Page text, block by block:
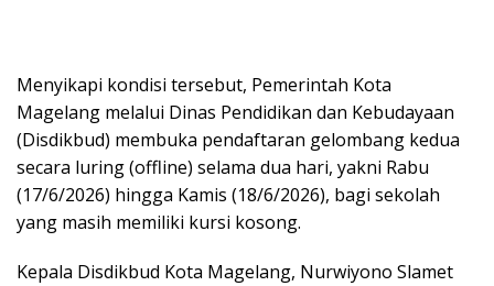
Menyikapi kondisi tersebut, Pemerintah Kota
Magelang melalui Dinas Pendidikan dan Kebudayaan
(Disdikbud) membuka pendaftaran gelombang kedua
secara luring (offline) selama dua hari, yakni Rabu
(17/6/2026) hingga Kamis (18/6/2026), bagi sekolah
yang masih memiliki kursi kosong.
Kepala Disdikbud Kota Magelang, Nurwiyono Slamet